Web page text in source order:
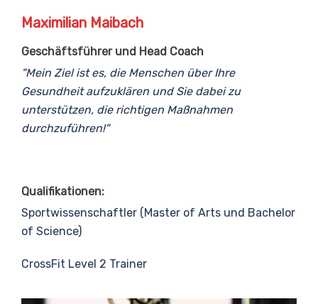
Maximilian Maibach
Geschäftsführer und Head Coach
"Mein Ziel ist es, die Menschen über Ihre
Gesundheit aufzuklären und Sie dabei zu
unterstützen, die richtigen Maßnahmen
durchzuführen!"
Qualifikationen:
Sportwissenschaftler (Master of Arts und Bachelor
of Science)
CrossFit Level 2 Trainer